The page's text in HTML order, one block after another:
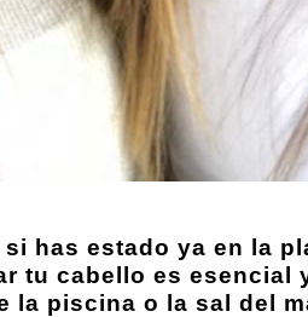
has estado ya en la
tu cabello es esencial
la piscina o la sal del